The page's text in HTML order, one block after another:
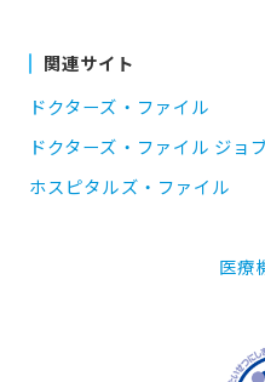
関連サイト
ドクターズ・ファイル
ドクターズ・ファイル ジョ
ホスピタルズ・ファイル
医療